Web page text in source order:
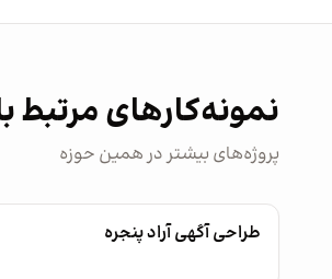
نمونه‌کارهای مرتبط
پروژه‌های بیشتر در همین حوزه
طراحی آگهی آراد پنجره